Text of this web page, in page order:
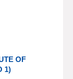
OF
1)